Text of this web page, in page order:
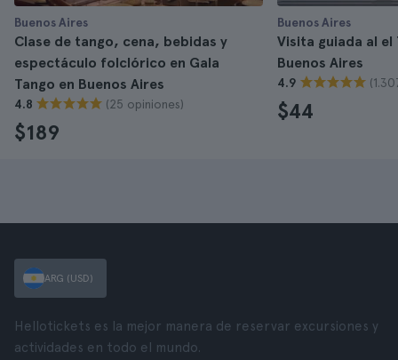
Buenos Aires
Clase de tango, cena, bebidas y
espectáculo folclórico en Gala
Tango en Buenos Aires
4.8 (25 opiniones)
$189
Buenos Aires
Visita guiada al
Buenos Aires
4.9
$44
ARG (USD)
Hellotickets es la mejor manera de reservar excursiones y
actividades en todo el mundo.